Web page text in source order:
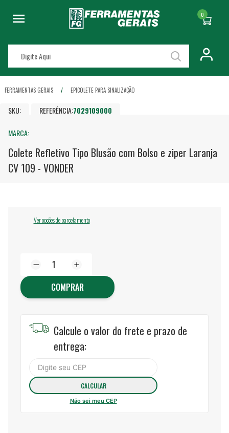
0
FERRAMENTAS GERAIS EPICOLETE PARA SINALIZAÇÃO
SKU: REFERÊNCIA:7029109000
MARCA:
Colete Refletivo Tipo Blusão com Bolso e ziper Laranja
CV 109 - VONDER
Ver opções de parcelamento
COMPRAR
Calcule o valor do frete e prazo de
entrega:
Não sei meu CEP